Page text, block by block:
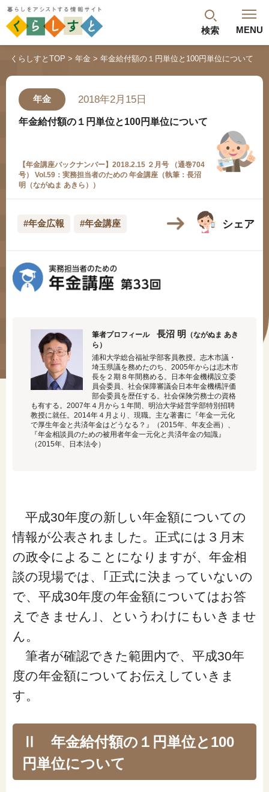
検索 MENU
閉じる
最新記事 閲覧履歴 ランキング
年金のよくあるご質問
#年金広報
#ねんきんAtoZ
#年金のこんなとき
#年金講座
「年金」に関する記事
「終活」に関する記事
「家計」に関する記事
「暮らし」に関する記事
くらしすとについて
協会事業案内
プライバシーポリシー（個人情報保護方針）
サイトマップ
くらしすとTOP 年金 年金給付額の１円単位と100円単位について
年金 2018年2月15日
年金給付額の１円単位と100円単位について
【年金講座バックナンバー】2018.2.15 ２月号 （通巻704
号） Vol.59：実務担当者のための 年金講座（執筆：長沼
明（ながぬま あきら））
#年金広報 #年金講座 シェア
筆者プロフィール 長沼 明
（ながぬま あき
ら）
浦和大学総合福祉学部客員教授。志木市議・
埼玉県議を務めたのち、2005年からは志木市
長を２期８年間務める。日本年金機構設立委
員会委員、社会保障審議会日本年金機構評価
部会委員を歴任する。社会保険労務士の資格
も有する。2007年４月から１年間、明治大学経営学部特別招聘
教授に就任。2014年４月より、現職。主な著書に『年金一元化
で厚生年金と共済年金はどうなる？』（2015年、年友企画）、
『年金相談員のための被用者年金一元化と共済年金の知識』
（2015年、日本法令）
平成30年度の新しい年金額についての
情報が公表されました。正式には３月末
の政令によることになりますが、年金相
談の現場では、｢正式に決まっていないの
で、平成30年度の年金額についてはお答
えできません｣、というわけにもいきませ
ん。
筆者が確認できた範囲内で、平成30年
度の年金額についてお伝えしていきま
す。
Ⅱ 年金給付額の１円単位と100
円単位について